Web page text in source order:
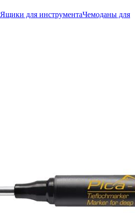
Ящики для инструментаЧемоданы для